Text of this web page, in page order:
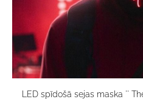
LED spīdošā sejas maska ''